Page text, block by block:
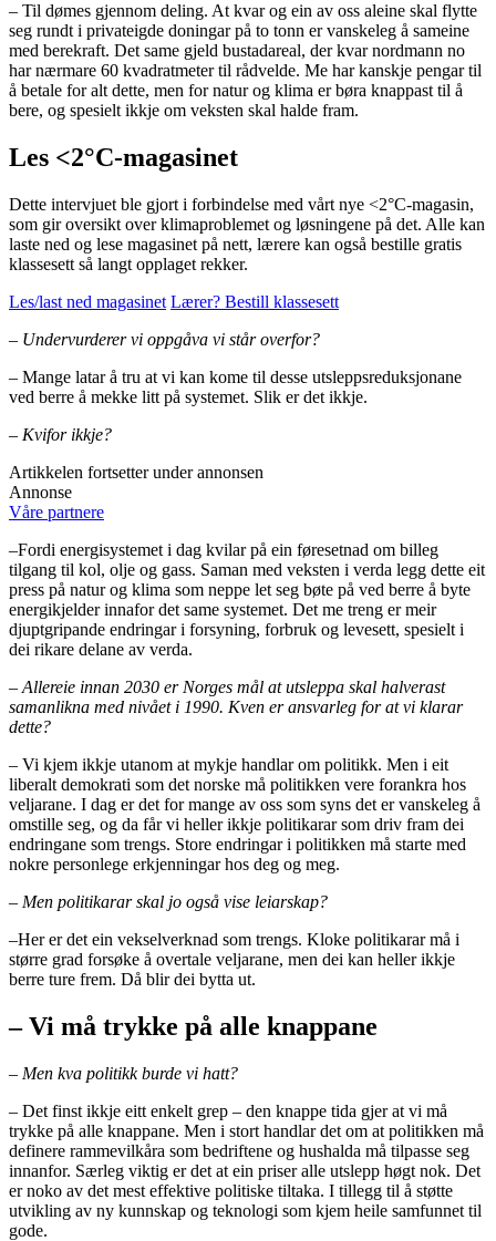
– Til dømes gjennom deling. At kvar og ein av oss aleine skal flytte
seg rundt i privateigde doningar på to tonn er vanskeleg å sameine
med berekraft. Det same gjeld bustadareal, der kvar nordmann no
har nærmare 60 kvadratmeter til rådvelde. Me har kanskje pengar til
å betale for alt dette, men for natur og klima er børa knappast til å
bere, og spesielt ikkje om veksten skal halde fram.
Les <2°C-magasinet
Dette intervjuet ble gjort i forbindelse med vårt nye <2°C-magasin,
som gir oversikt over klimaproblemet og løsningene på det. Alle kan
laste ned og lese magasinet på nett, lærere kan også bestille gratis
klassesett så langt opplaget rekker.
Les/last ned magasinet Lærer? Bestill klassesett
– Undervurderer vi oppgåva vi står overfor?
– Mange latar å tru at vi kan kome til desse utsleppsreduksjonane
ved berre å mekke litt på systemet. Slik er det ikkje.
– Kvifor ikkje?
Artikkelen fortsetter under annonsen
Annonse
Våre partnere
–Fordi energisystemet i dag kvilar på ein føresetnad om billeg
tilgang til kol, olje og gass. Saman med veksten i verda legg dette eit
press på natur og klima som neppe let seg bøte på ved berre å byte
energikjelder innafor det same systemet. Det me treng er meir
djuptgripande endringar i forsyning, forbruk og levesett, spesielt i
dei rikare delane av verda.
– Allereie innan 2030 er Norges mål at utsleppa skal halverast
samanlikna med nivået i 1990. Kven er ansvarleg for at vi klarar
dette?
– Vi kjem ikkje utanom at mykje handlar om politikk. Men i eit
liberalt demokrati som det norske må politikken vere forankra hos
veljarane. I dag er det for mange av oss som syns det er vanskeleg å
omstille seg, og da får vi heller ikkje politikarar som driv fram dei
endringane som trengs. Store endringar i politikken må starte med
nokre personlege erkjenningar hos deg og meg.
– Men politikarar skal jo også vise leiarskap?
–Her er det ein vekselverknad som trengs. Kloke politikarar må i
større grad forsøke å overtale veljarane, men dei kan heller ikkje
berre ture frem. Då blir dei bytta ut.
– Vi må trykke på alle knappane
– Men kva politikk burde vi hatt?
– Det finst ikkje eitt enkelt grep – den knappe tida gjer at vi må
trykke på alle knappane. Men i stort handlar det om at politikken må
definere rammevilkåra som bedriftene og hushalda må tilpasse seg
innanfor. Særleg viktig er det at ein priser alle utslepp høgt nok. Det
er noko av det mest effektive politiske tiltaka. I tillegg til å støtte
utvikling av ny kunnskap og teknologi som kjem heile samfunnet til
gode.